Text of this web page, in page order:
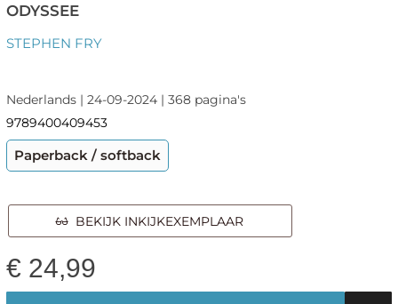
ODYSSEE
STEPHEN FRY
Nederlands | 24-09-2024 | 368 pagina's
9789400409453
Paperback / softback
BEKIJK INKIJKEXEMPLAAR
€ 24,99